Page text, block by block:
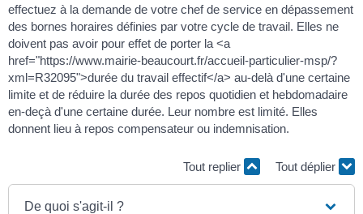
effectuez à la demande de votre chef de service en dépassement
des bornes horaires définies par votre cycle de travail. Elles ne
doivent pas avoir pour effet de porter la <a
href="https://www.mairie-beaucourt.fr/accueil-particulier-msp/?
xml=R32095">durée du travail effectif</a> au-delà d'une certaine
limite et de réduire la durée des repos quotidien et hebdomadaire
en-deçà d'une certaine durée. Leur nombre est limité. Elles
donnent lieu à repos compensateur ou indemnisation.
Tout replier Tout déplier
De quoi s'agit-il ?